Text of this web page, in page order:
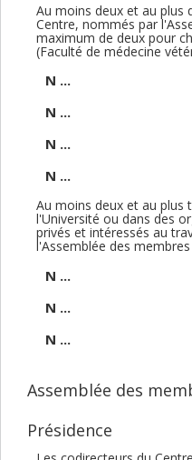
Au moins deux et au plus
Centre, nommés par
maximum de deux pour
(Faculté de médecine
N ...
N ...
N ...
N ...
Au moins deux et au plus
l'Université ou dans des
privés et intéressés au
l'Assemblée des membres
N ...
N ...
N ...
Assemblée des
Présidence